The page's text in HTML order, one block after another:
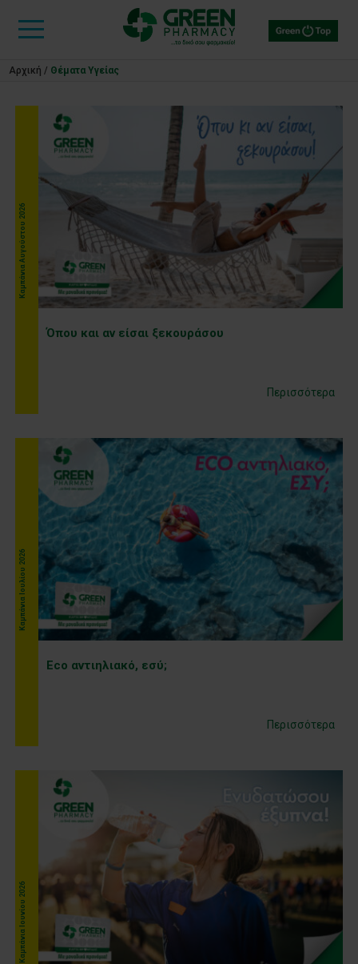
Αρχική / Θέματα Υγείας
Kαμπάνια Αυγούστου 2026
Όπου και αν είσαι ξεκουράσου
Περισσότερα
Kαμπάνια Ιουλίου 2026
Εco αντιηλιακό, εσύ;
Περισσότερα
Kαμπάνια Ιουνίου 2026